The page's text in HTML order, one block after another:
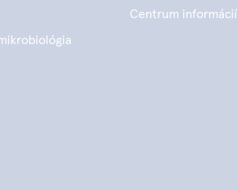
Centrum informácií